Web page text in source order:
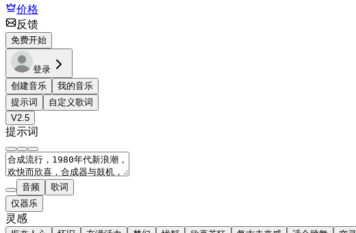
价格
反馈
免费开始
登录
创建音乐
我的音乐
提示词
自定义歌词
V2.5
提示词
音频
歌词
仅器乐
灵感